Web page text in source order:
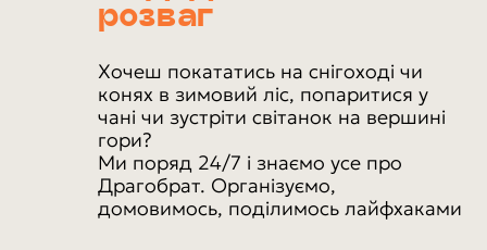
розваг
Хочеш покататись на снігоході чи
конях в зимовий ліс, попаритися у
чані чи зустріти світанок на вершині
гори?
Ми поряд 24/7 і знаємо усе про
Драгобрат. Організуємо,
домовимось, поділимось лайфхаками